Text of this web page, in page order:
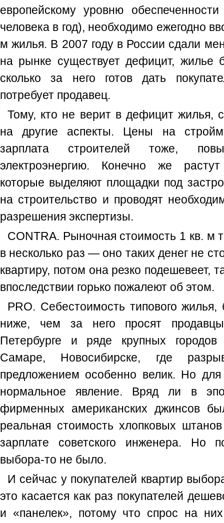
европейскому уровню
человека в год), необходимо ежегодно
м жилья. В 2007 году в России сдали
на рынке существует дефицит, жилье
сколько за него готов дать
потребует продавец.
Тому, кто не верит в дефицит жилья,
на другие аспекты. Цены на
зарплата строителей тоже,
электроэнергию. Конечно же
которые выделяют площадки под
на строительство и проводят
разрешения экспертизы.
CONTRA. Рыночная стоимость 1 кв. м
в несколько раз — оно таких денег не
квартиру, потом она резко подешевеет,
впоследствии горько пожалеют об этом.
PRO. Себестоимость типового жилья,
ниже, чем за него просят
Петербурге и ряде крупных
Самаре, Новосибирске, где
предложением особенно велик. Но
нормальное явление. Вряд ли в
фирменных американских джинсов
реальная стоимость хлопковых
зарплате советского инженера. Но
выбора-то не было.
И сейчас у покупателей квартир
это касается как раз покупателей
и «панелек», потому что спрос на